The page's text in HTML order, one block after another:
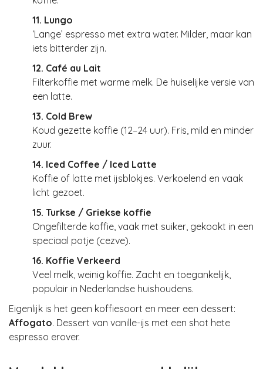
11. Lungo
‘Lange’ espresso met extra water. Milder, maar kan
iets bitterder zijn.
12. Café au Lait
Filterkoffie met warme melk. De huiselijke versie van
een latte.
13. Cold Brew
Koud gezette koffie (12–24 uur). Fris, mild en minder
zuur.
14. Iced Coffee / Iced Latte
Koffie of latte met ijsblokjes. Verkoelend en vaak
licht gezoet.
15. Turkse / Griekse koffie
Ongefilterde koffie, vaak met suiker, gekookt in een
speciaal potje (cezve).
16. Koffie Verkeerd
Veel melk, weinig koffie. Zacht en toegankelijk,
populair in Nederlandse huishoudens.
Eigenlijk is het geen koffiesoort en meer een dessert:
Affogato. Dessert van vanille-ijs met een shot hete
espresso erover.